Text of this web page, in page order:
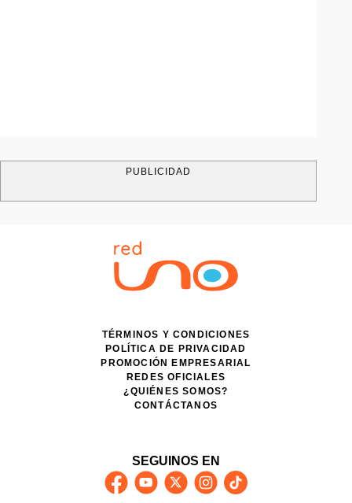
PUBLICIDAD
TÉRMINOS Y CONDICIONES
POLÍTICA DE PRIVACIDAD
PROMOCIÓN EMPRESARIAL
REDES OFICIALES
¿QUIÉNES SOMOS?
CONTÁCTANOS
SEGUINOS EN